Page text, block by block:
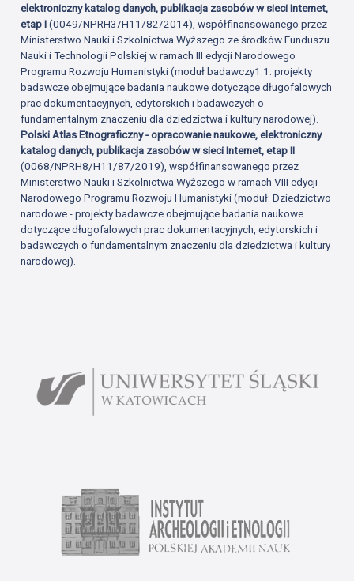
elektroniczny katalog danych, publikacja zasobów w sieci Internet,
etap I(0049/NPRH3/H11/82/2014), współfinansowanego przez
Ministerstwo Nauki i Szkolnictwa Wyższego ze środków Funduszu
Nauki i Technologii Polskiej w ramach III edycji Narodowego
Programu Rozwoju Humanistyki (moduł badawczy1.1: projekty
badawcze obejmujące badania naukowe dotyczące długofalowych
prac dokumentacyjnych, edytorskich i badawczych o
fundamentalnym znaczeniu dla dziedzictwa i kultury narodowej).
Polski Atlas Etnograficzny - opracowanie naukowe, elektroniczny
katalog danych, publikacja zasobów w sieci Internet, etap II
(0068/NPRH8/H11/87/2019), współfinansowanego przez
Ministerstwo Nauki i Szkolnictwa Wyższego w ramach VIII edycji
Narodowego Programu Rozwoju Humanistyki (moduł: Dziedzictwo
narodowe - projekty badawcze obejmujące badania naukowe
dotyczące długofalowych prac dokumentacyjnych, edytorskich i
badawczych o fundamentalnym znaczeniu dla dziedzictwa i kultury
narodowej).